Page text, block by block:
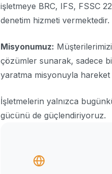
işletmeye BRC, IFS, FSSC
denetim hizmeti vermektedir.
Misyonumuz:
çözümler sunarak, sadece
yaratma misyonuyla
İşletmelerin yalnızca
gücünü de güçlendiriyoruz.